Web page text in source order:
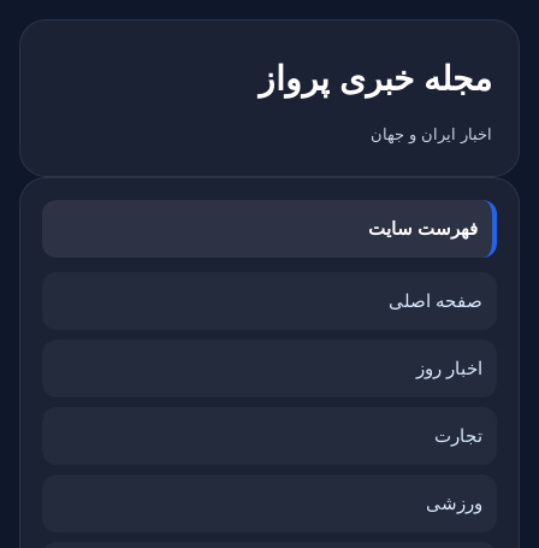
مجله خبری پرواز
اخبار ایران و جهان
فهرست سایت
صفحه اصلی
اخبار روز
تجارت
ورزشی